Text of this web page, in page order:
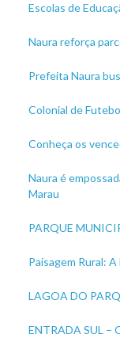
Escolas de
Naura reforça
Prefeita Naura
Colonial de
Conheça os
Naura é
Marau
PARQUE
Paisagem Rural:
LAGOA DO
ENTRADA SUL –